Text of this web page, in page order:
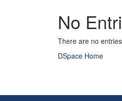
No
There are no
DSpace Home